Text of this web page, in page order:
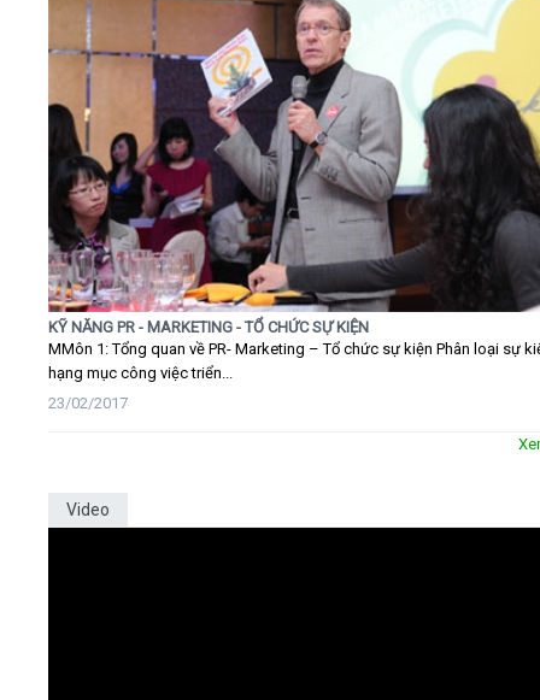
KỸ NĂNG PR - MARKETING - TỔ CHỨC SỰ KIỆN
MMôn 1: Tổng quan về PR- Marketing – Tổ chức sự kiện Phân loại sự
hạng mục công việc triển...
23/02/2017
Video